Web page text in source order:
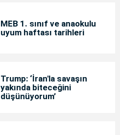
MEB 1. sınıf ve anaokulu
uyum haftası tarihleri
Trump: ‘İran'la savaşın
yakında biteceğini
düşünüyorum’